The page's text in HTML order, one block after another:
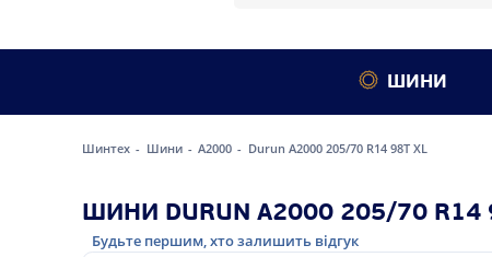
ШИНИ
Шинтех Шини A2000 Durun A2000 205/70 R14 98T XL
ШИНИ DURUN A2000 205/70 R14
Будьте першим, хто залишить відгук